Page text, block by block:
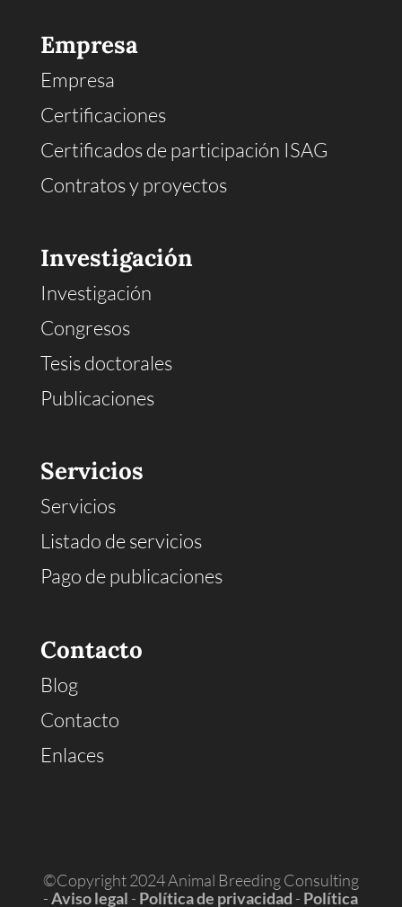
Empresa
Empresa
Certificaciones
Certificados de participación ISAG
Contratos y proyectos
Investigación
Investigación
Congresos
Tesis doctorales
Publicaciones
Servicios
Servicios
Listado de servicios
Pago de publicaciones
Contacto
Blog
Contacto
Enlaces
©Copyright 2024 Animal Breeding Consulting
-Aviso legal - Política de privacidad - Política